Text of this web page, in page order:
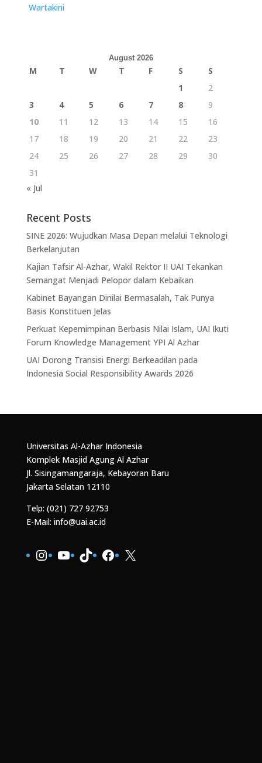
Wartakini
August 2026
M T W T F S
S
1
2
3
4 5 6 7 8
9
10
11 12 13 14 15
16
17
18 19 20 21 22
23
24
25 26 27 28 29
30
31
« Jul
Recent Posts
SINE 2026: Wujudkan Masa Depan melalui Teknologi
Berkelanjutan
Kajian Tafsir Al-Azhar, Wakil Rektor II UAI Tekankan
Semangat Menjadi Pelopor dalam Kebaikan
Kabinet Bayangan Dinilai Bermasalah, Tak Punya
Basis Konstituen Jelas
Perkuat Kepemimpinan Berbasis Nilai Islam, UAI Ikuti
Forum Knowledge Management YPI Al Azhar
UAI Dorong Transisi Energi Berkeadilan pada
Indonesia Social Responsibility Awards 2026
Universitas Al-Azhar Indonesia
Komplek Masjid Agung Al Azhar
Jl. Sisingamangaraja, Kebayoran Baru
Jakarta Selatan 12110
Telp: (021) 727 92753
E-Mail: info@uai.ac.id
Instagram
YouTube
TikTokFacebook
X